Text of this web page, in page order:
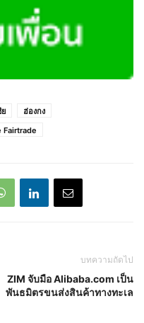
ฮ่องกง
Fairtrade
บทความถัดไป
ZIM จับมือ Alibaba.com เป็น
พันธมิตรขนส่งสินค้าทางทะเล